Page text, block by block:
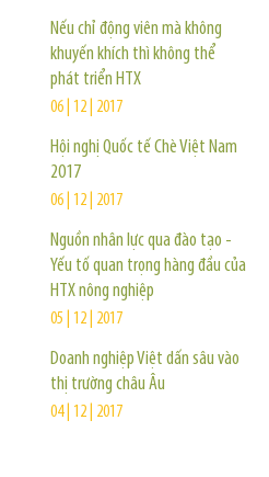
Nếu chỉ động viên mà không
khuyến khích thì không thể
phát triển HTX
06 | 12 | 2017
Hội nghị Quốc tế Chè Việt Nam
2017
06 | 12 | 2017
Nguồn nhân lực qua đào tạo -
Yếu tố quan trọng hàng đầu của
HTX nông nghiệp
05 | 12 | 2017
Doanh nghiệp Việt dấn sâu vào
thị trường châu Âu
04 | 12 | 2017